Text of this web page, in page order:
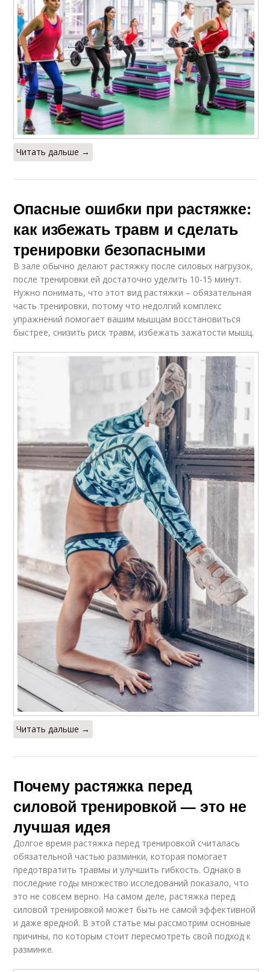
Читать дальше →
Опасные ошибки при растяжке:
как избежать травм и сделать
тренировки безопасными
В зале обычно делают растяжку после силовых нагрузок,
после тренировки ей достаточно уделить 10-15 минут.
Нужно понимать, что этот вид растяжки – обязательная
часть тренировки, потому что недолгий комплекс
упражнений помогает вашим мышцам восстановиться
быстрее, снизить риск травм, избежать зажатости мышц.
Читать дальше →
Почему растяжка перед
силовой тренировкой — это не
лучшая идея
Долгое время растяжка перед тренировкой считалась
обязательной частью разминки, которая помогает
предотвратить травмы и улучшить гибкость. Однако в
последние годы множество исследований показало, что
это не совсем верно. На самом деле, растяжка перед
силовой тренировкой может быть не самой эффективной
и даже вредной. В этой статье мы рассмотрим основные
причины, по которым стоит пересмотреть свой подход к
разминке.